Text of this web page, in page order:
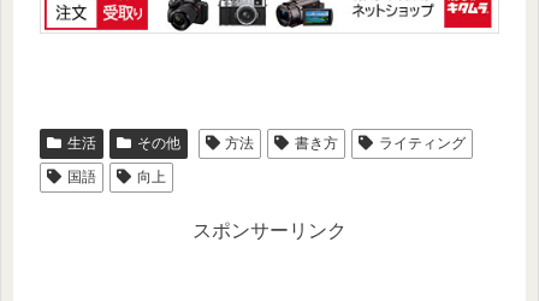
生活 その他 方法 書き方
ライティング
国語
向上
スポンサーリンク